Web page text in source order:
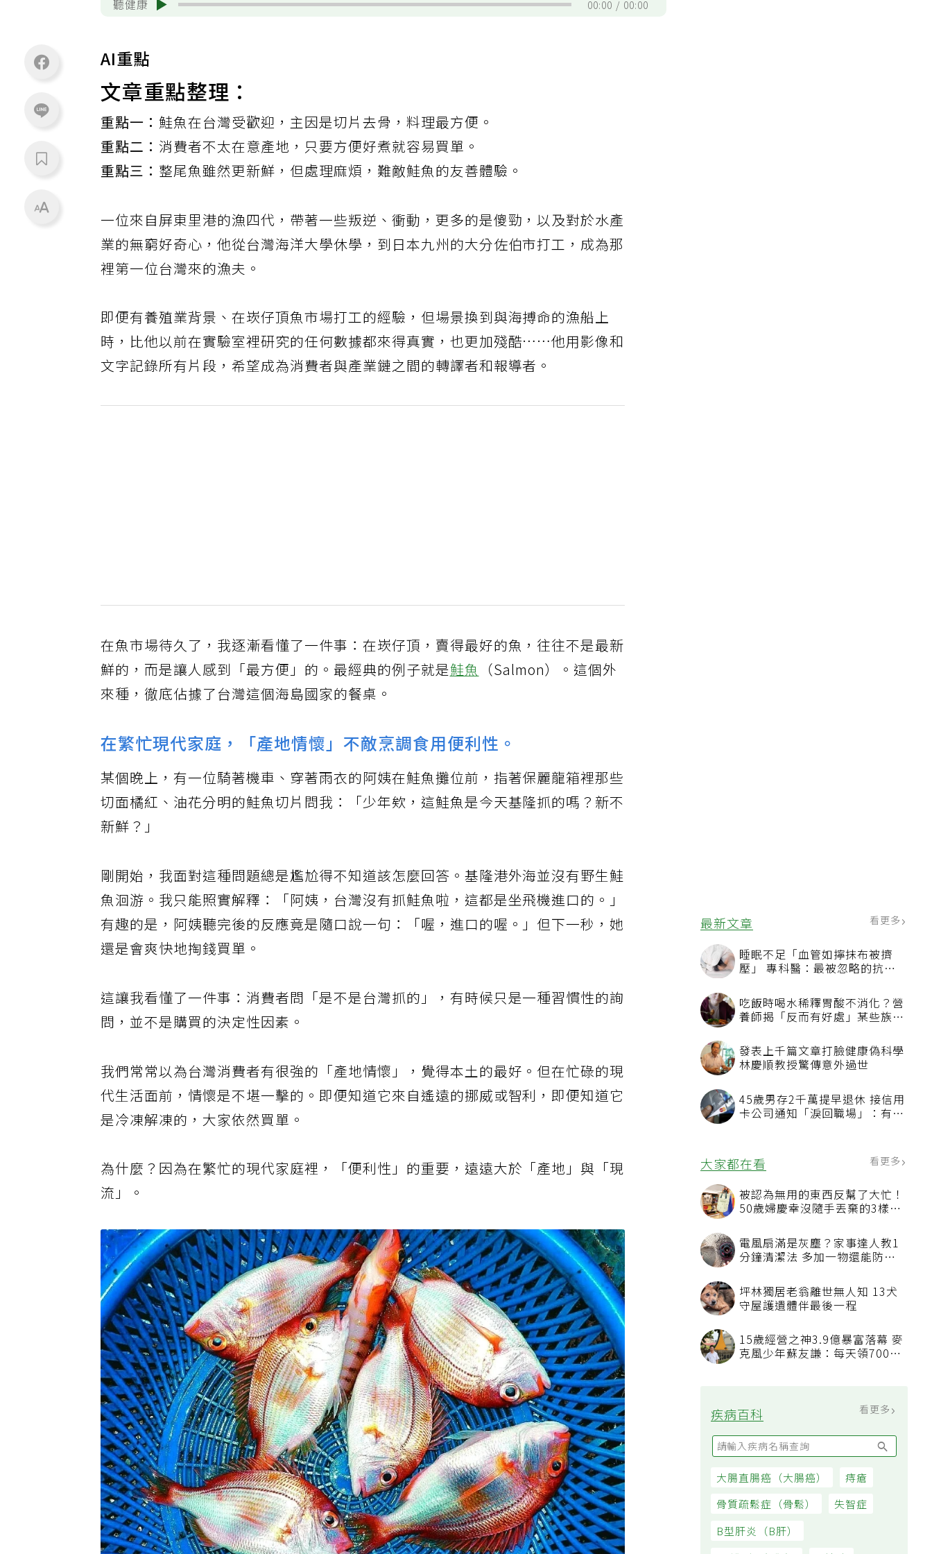
最新文章 看更多
睡眠不足「血管如擰抹布被擠
壓」 專科醫：最被忽略的抗老
吃飯時喝水稀釋胃酸不消化？營
養師揭「反而有好處」某些族群
發表上千篇文章打臉健康偽科學
林慶順教授驚傳意外過世
45歲男存2千萬提早退休 接信用
卡公司通知「淚回職場」：有錢
大家都在看
被認為無用的東西反幫了大忙！
50歲婦慶幸沒隨手丟棄的3樣物
電風扇滿是灰塵？家事達人教1
坪林獨居老翁離世無人知 13犬
守屋護遺體伴最後一程
15歲經營之神3.9億暴富落幕 麥
疾病百科
聽健康 00:00 00:00
AI重點
文章重點整理：
重點一： 鮭魚在台灣受歡迎，主因是切片去骨，料理最方便。
重點二： 消費者不太在意產地，只要方便好煮就容易買單。
重點三： 整尾魚雖然更新鮮，但處理麻煩，難敵鮭魚的友善體驗。
一位來自屏東里港的漁四代，帶著一些叛逆、衝動，更多的是傻勁，以及對於水產
業的無窮好奇心，他從台灣海洋大學休學，到日本九州的大分佐伯市打工，成為那
裡第一位台灣來的漁夫。
即便有養殖業背景、在崁仔頂魚市場打工的經驗，但場景換到與海搏命的漁船上
時，比他以前在實驗室裡研究的任何數據都來得真實，也更加殘酷……他用影像和
文字記錄所有片段，希望成為消費者與產業鏈之間的轉譯者和報導者。
在魚市場待久了，我逐漸看懂了一件事：在崁仔頂，賣得最好的魚，往往不是最新
鮮的，而是讓人感到「最方便」的。最經典的例子就是鮭魚 （Salmon）。這個外
來種，徹底佔據了台灣這個海島國家的餐桌。
在繁忙現代家庭，「產地情懷」不敵烹調食用便利性。
某個晚上，有一位騎著機車、穿著雨衣的阿姨在鮭魚攤位前，指著保麗龍箱裡那些
切面橘紅、油花分明的鮭魚切片問我：「少年欸，這鮭魚是今天基隆抓的嗎？新不
新鮮？」
剛開始，我面對這種問題總是尷尬得不知道該怎麼回答。基隆港外海並沒有野生鮭
魚洄游。我只能照實解釋：「阿姨，台灣沒有抓鮭魚啦，這都是坐飛機進口的。」
有趣的是，阿姨聽完後的反應竟是隨口說一句：「喔，進口的喔。」但下一秒，她
還是會爽快地掏錢買單。
這讓我看懂了一件事：消費者問「是不是台灣抓的」，有時候只是一種習慣性的詢
問，並不是購買的決定性因素。
我們常常以為台灣消費者有很強的「產地情懷」，覺得本土的最好。但在忙碌的現
代生活面前，情懷是不堪一擊的。即便知道它來自遙遠的挪威或智利，即便知道它
是冷凍解凍的，大家依然買單。
為什麼？因為在繁忙的現代家庭裡，「便利性」的重要，遠遠大於「產地」與「現
流」。